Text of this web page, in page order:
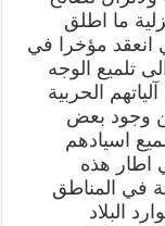
ما اطلق
انعقد مؤخرا في
تلميع الوجه
الحربية
وجود بعض
اسيادهم
اطار هذه
في المناطق
البلاد